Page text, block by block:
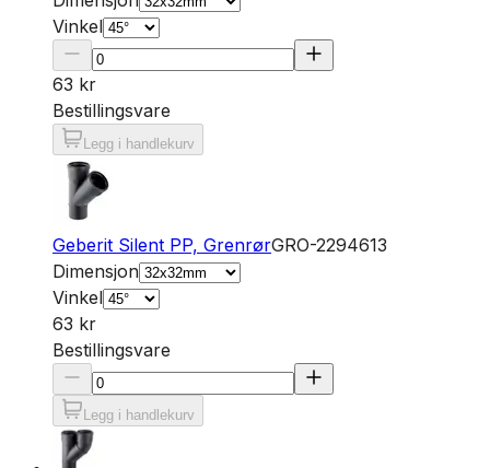
Vinkel
63 kr
Bestillingsvare
Legg i handlekurv
Geberit Silent PP, GrenrørGRO-2294613
Dimensjon
Vinkel
63 kr
Bestillingsvare
Legg i handlekurv